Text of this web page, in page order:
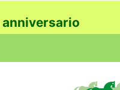
anniversario